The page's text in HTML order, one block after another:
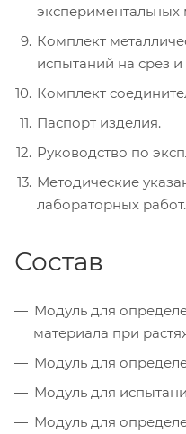
экспериментальных
Комплект
испытаний на срез
Комплект
Паспорт изделия.
Руководство по
Методические
лабораторных работ.
Состав
Модуль для
материала при
Модуль для
Модуль для
Модуль для